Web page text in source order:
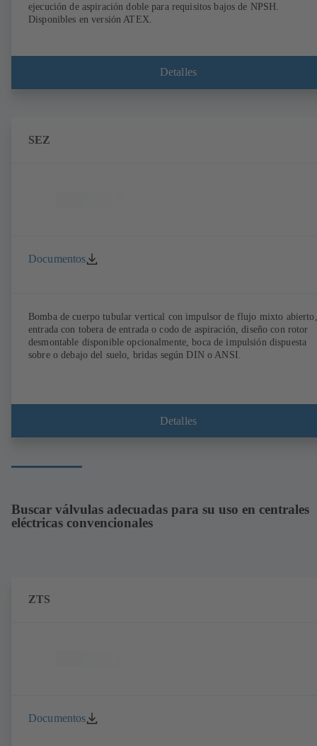
ejecución de aspiración doble para requisitos bajos de NPSH.
Disponibles en versión ATEX.
Detalles
SEZ
Documentos
Bomba de cuerpo tubular vertical con impulsor de flujo mixto abierto,
entrada con tobera de entrada o codo de aspiración, diseño con rotor
desmontable disponible opcionalmente, boca de impulsión dispuesta
sobre o debajo del suelo, bridas según DIN o ANSI.
Detalles
Buscar válvulas adecuadas para su uso en centrales
eléctricas convencionales
ZTS
Documentos